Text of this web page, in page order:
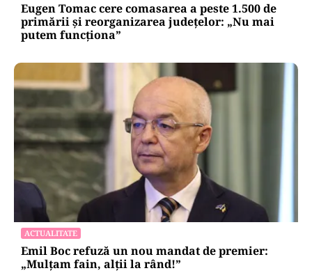
Eugen Tomac cere comasarea a peste 1.500 de
primării și reorganizarea județelor: „Nu mai
putem funcționa”
ACTUALITATE
Emil Boc refuză un nou mandat de premier:
„Mulțam fain, alții la rând!”